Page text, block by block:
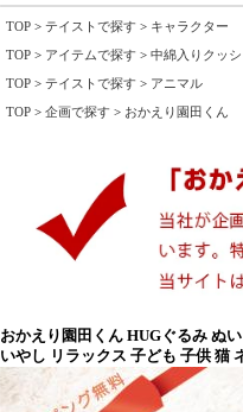
TOP > テイストで探す > キャラクター
TOP > アイテムで探す > 中綿入りクッ
TOP > テイストで探す > アニマル
TOP > 企画で探す > おかえり園田くん
おかえり園田くん HUGぐるみ ぬ
いやし リラックス 子ども 子供 猫